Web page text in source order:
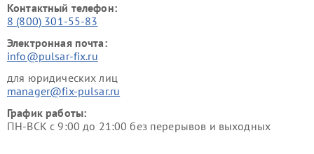
Контактный телефон:
8 (800) 301-55-83
Электронная почта:
info@pulsar-fix.ru
для юридических лиц
manager@fix-pulsar.ru
График работы:
ПН-ВСК с 9:00 до 21:00 без перерывов и выходных